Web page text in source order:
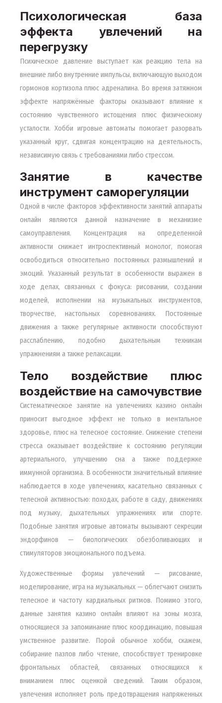
Психологическая база
эффекта увлечений на
перегрузку
Психическое давление выступает как реакцию тела на
внешние либо внутренние импульсы, включающую выходом
гормонов кортизола плюс адреналина. Во время затяжном
эффекте напряжённые факторы оказывают влияние к
состоянию чувственного истощения плюс физическому
усталости. Хобби игровые автоматы помогает разорвать
указанный круг, сдвигая концентрацию на деятельность,
независимую связь с требованиями либо стрессом.
Занятие в качестве
инструмент саморегуляции
Одной в числе факторов эффективности занятий аппараты
онлайн являются данной назначение в механизме
самоуправления. Концентрация на определенной
активности снижает интроспективный монолог, помогая
освободиться относительно постоянных размышлений и
эмоций. Указанный результат в особенности выражен в
ходе делах, связанных с фокуса: рисовании, создании
моделей, исполнении на музыкальных инструментов,
творчестве, настольных соревнованиях. Постоянные
движения а также регулярные активности способствуют
расслаблению, подобно дыхательным техникам
упражнениям а также релаксации.
Тело воздействие плюс
воздействие на самочувствие
Систематическое занятие на увлечениях казино онлайн
приносит выгодное эффект не только в ментальное
здоровье, плюс на телесное состояние. Снижение степени
стресса оказывает воздействие к состоянию регуляции
артериального, улучшению сна а также поддержке
иммунной организма. В особенности значительный влияние
наблюдается в ходе увлечениях, касательно связанных с
телесной активностью: походах, работе в саду, движениях
под музыку, дыхательных упражнениях или спорте.
Подобные занятия игровые автоматы вызывают секреции
эндорфинов — биологических обезболивающих и
стимуляторов эмоционального подъема.
Художественные формы увлечений — рисование,
моделирование, игра на музыкальных — облегчают снизить
телесное и частоту кардиальных ритмов. Помимо этого,
данные занятия казино онлайн влияют на зоны мозга,
относящиеся за запоминание плюс координацию, повышая
умственное развитие. Порой обычное хобби, скажем,
собирание пазлов либо чтение, способствует тренировке
фронтальных областей, связанных относящихся к
вниманием плюс оценкой сведений. Таким образом,
увлечения исполняет роль предотвращения напряженных